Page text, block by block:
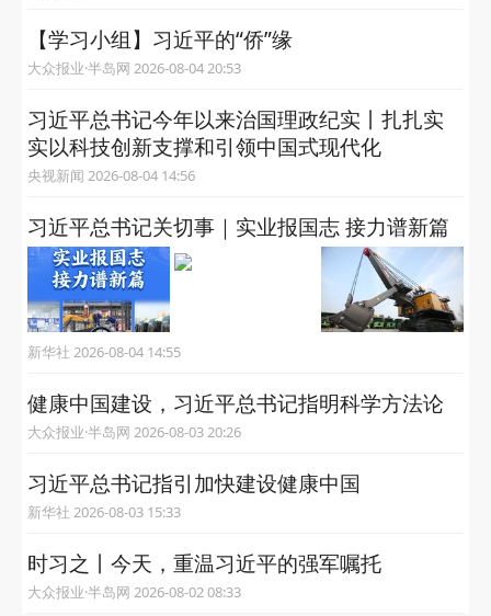
【学习小组】习近平的“侨”缘
大众报业·半岛网 2026-08-04 20:53
习近平总书记今年以来治国理政纪实丨扎扎实
实以科技创新支撑和引领中国式现代化
央视新闻 2026-08-04 14:56
习近平总书记关切事｜实业报国志 接力谱新篇
新华社 2026-08-04 14:55
健康中国建设，习近平总书记指明科学方法论
大众报业·半岛网 2026-08-03 20:26
习近平总书记指引加快建设健康中国
新华社 2026-08-03 15:33
时习之丨今天，重温习近平的强军嘱托
大众报业·半岛网 2026-08-02 08:33